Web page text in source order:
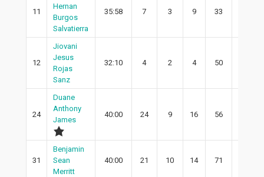
11
Hernan
Burgos
Salvatierra
35:58 7 3 9 33
12
Jiovani
Jesus
Rojas
Sanz
32:10 4 2 4 50
24
Duane
Anthony
James
40:00 24 9 16 56
31
Benjamin
Sean
Merritt
40:00 21 10 14 71